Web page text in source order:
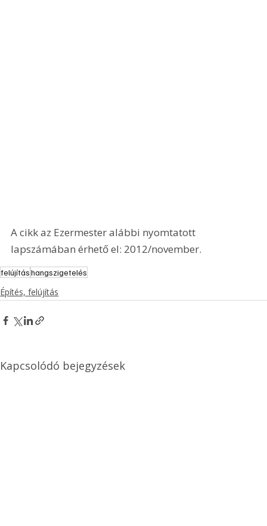
A cikk az Ezermester alábbi nyomtatott
lapszámában érhető el: 2012/november.
felújításhangszigetelés
Építés, felújítás
Kapcsolódó bejegyzések